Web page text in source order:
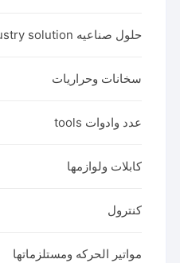
حلول صناعيه industry solution
سخانات وحراريات
عدد وادوات tools
كابلات ولوازمها
كنترول
مواتير الحركه ومستلزماتها